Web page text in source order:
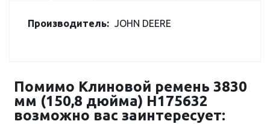
Производитель: JOHN DEERE
Помимо Клиновой ремень 3830
мм (150,8 дюйма) H175632
возможно вас заинтересует: